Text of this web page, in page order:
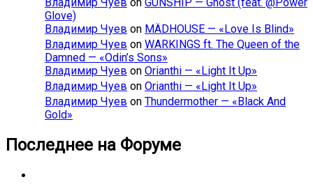
Glove)
Владимир Чуев on MÄDHOUSE — «Love Is Blind»
Владимир Чуев on WARKINGS ft. The Queen of the
Damned — «Odin’s Sons»
Владимир Чуев on Orianthi — «Light It Up»
Владимир Чуев on Orianthi — «Light It Up»
Владимир Чуев on Thundermother — «Black And
Gold»
Последнее на Форуме